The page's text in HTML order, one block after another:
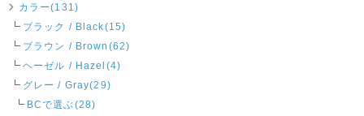
カラー(131)
ブラック / Black(15)
ブラウン / Brown(62)
ヘーゼル / Hazel(4)
グレー / Gray(29)
BCで選ぶ(28)